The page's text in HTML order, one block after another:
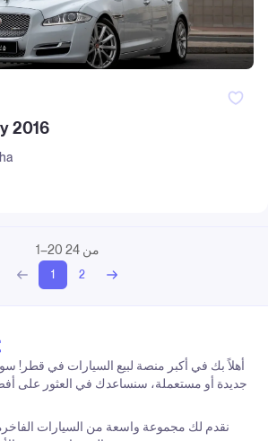
2016
1–20 من 24
1 2
أهلاً بك في أكبر منصة لبيع السيارات في قطر!
جديدة أو مستعملة، سنساعدك في العثور على
نقدم لك مجموعة واسعة من السيارات